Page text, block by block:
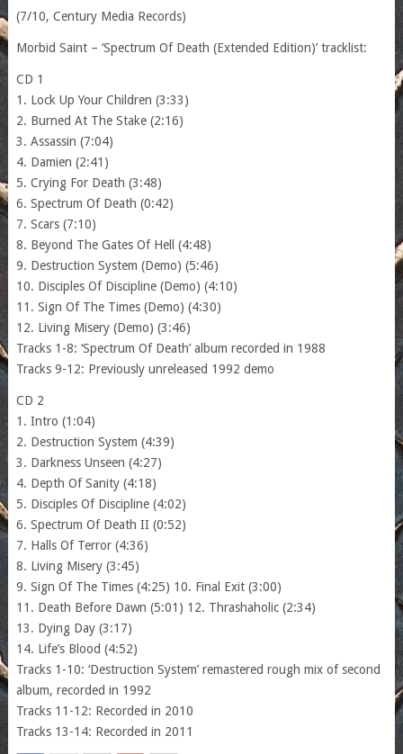
(7/10, Century Media Records)
Morbid Saint – ‘Spectrum Of Death (Extended Edition)’ tracklist:
CD 1
1. Lock Up Your Children (3:33)
2. Burned At The Stake (2:16)
3. Assassin (7:04)
4. Damien (2:41)
5. Crying For Death (3:48)
6. Spectrum Of Death (0:42)
7. Scars (7:10)
8. Beyond The Gates Of Hell (4:48)
9. Destruction System (Demo) (5:46)
10. Disciples Of Discipline (Demo) (4:10)
11. Sign Of The Times (Demo) (4:30)
12. Living Misery (Demo) (3:46)
Tracks 1-8: ‘Spectrum Of Death’ album recorded in 1988
Tracks 9-12: Previously unreleased 1992 demo
CD 2
1. Intro (1:04)
2. Destruction System (4:39)
3. Darkness Unseen (4:27)
4. Depth Of Sanity (4:18)
5. Disciples Of Discipline (4:02)
6. Spectrum Of Death II (0:52)
7. Halls Of Terror (4:36)
8. Living Misery (3:45)
9. Sign Of The Times (4:25) 10. Final Exit (3:00)
11. Death Before Dawn (5:01) 12. Thrashaholic (2:34)
13. Dying Day (3:17)
14. Life’s Blood (4:52)
Tracks 1-10: ‘Destruction System’ remastered rough mix of second
album, recorded in 1992
Tracks 11-12: Recorded in 2010
Tracks 13-14: Recorded in 2011